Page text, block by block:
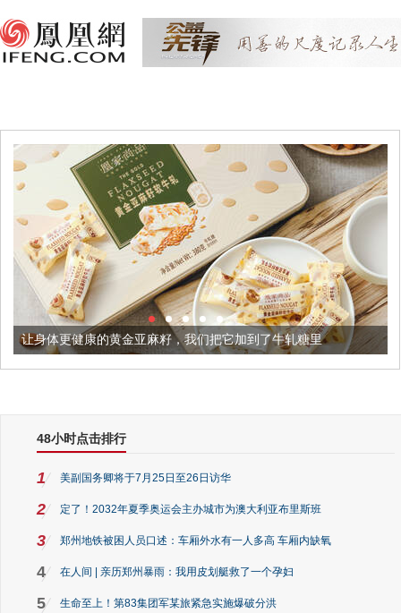
的黄金亚麻籽，我们把它加到了牛轧糖里 被列入佛家七
48小时点击排行
1 美副国务卿将于7月25日至26日访华
2 定了！2032年夏季奥运会主办城市为澳大利亚布里斯班
3 郑州地铁被困人员口述：车厢外水有一人多高 车厢内缺氧
4 在人间 | 亲历郑州暴雨：我用皮划艇救了一个孕妇
5 生命至上！第83集团军某旅紧急实施爆破分洪